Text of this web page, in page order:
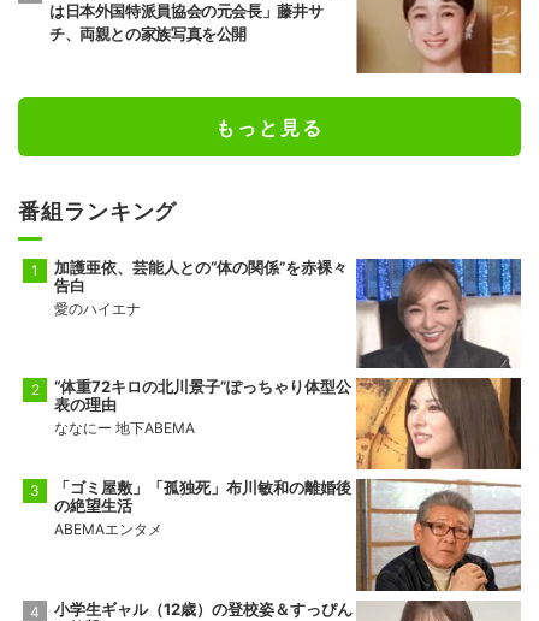
は日本外国特派員協会の元会長」藤井サ
チ、両親との家族写真を公開
もっと見る
番組ランキング
加護亜依、芸能人との“体の関係”を赤裸々
告白
愛のハイエナ
“体重72キロの北川景子”ぽっちゃり体型公
表の理由
ななにー 地下ABEMA
「ゴミ屋敷」「孤独死」布川敏和の離婚後
の絶望生活
ABEMAエンタメ
小学生ギャル（12歳）の登校姿＆すっぴん